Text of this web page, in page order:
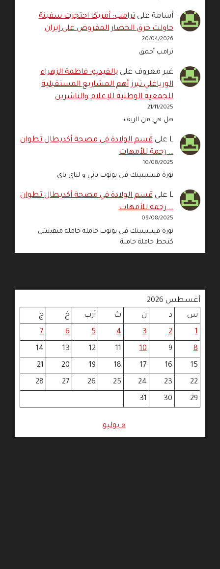
أسامة علىترامب: أمريكا احتجزت سفينة
حاولت خرق الحصار المفروض على إيران
20/04/2026
ترامب أحمق
غير معروف علىبالفيديو: فاطمة الزهراء
الورياغلي تبرز أهم المشاريع المستقبلية
للجمعية الوطنية للإعلام والناشرين
21/11/2025
هل هي من الريف
L علىقسم الولادة في مصحة أكديطال تطوان
… رحمة للأمهات
10/08/2025
نورة فييييييينك فل يوتوب باني و لباي باي
L علىقسم الولادة في مصحة أكديطال تطوان
… رحمة للأمهات
09/08/2025
نورة فييييييينك فل يوتوب حاملة حاملة مبقيتش
كتحط حاملة حاملة
أغسطس 2026
س
د ن ث أرب خ
ج
1
2
3
4
5
6
7
8
9
10
11
12
13
14
15
16
17
18
19
20
21
22
23
24
25
26
27
28
29
30
31
« يوليو